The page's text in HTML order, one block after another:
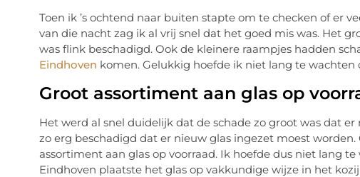
Toen ik ’s ochtend naar buiten stapte om te checken of er
van die nacht zag ik al vrij snel dat het goed mis was. Het
was flink beschadigd. Ook de kleinere raampjes hadden
Eindhoven komen. Gelukkig hoefde ik niet lang te wachten
Groot assortiment aan glas op
Het werd al snel duidelijk dat de schade zo groot was dat
zo erg beschadigd dat er nieuw glas ingezet moest
assortiment aan glas op voorraad. Ik hoefde dus niet lang
Eindhoven plaatste het glas op vakkundige wijze in het